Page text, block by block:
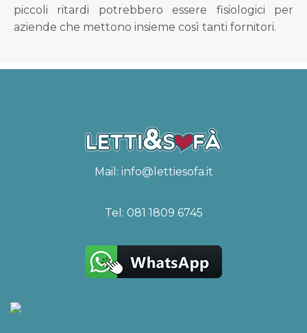
piccoli ritardi potrebbero essere fisiologici per
aziende che mettono insieme così tanti fornitori.
Mail: info@lettiesofa.it
Tel: 081 1809 6745